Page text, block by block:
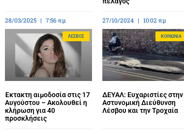
28/03/2025 7:56 πμ 27/10/2024 10:02 πμ
ΛΈΣΒΟΣ
Έκτακτη αιμοδοσία στις 17
Αυγούστου – Ακολουθεί η
κλήρωση για 40
προσκλήσεις
ΚΟΙΝΩΝΊΑ
ΔΕΥΑΛ: Ευχαριστίες στην
Αστυνομική Διεύθυνση
Λέσβου και την Τροχαία